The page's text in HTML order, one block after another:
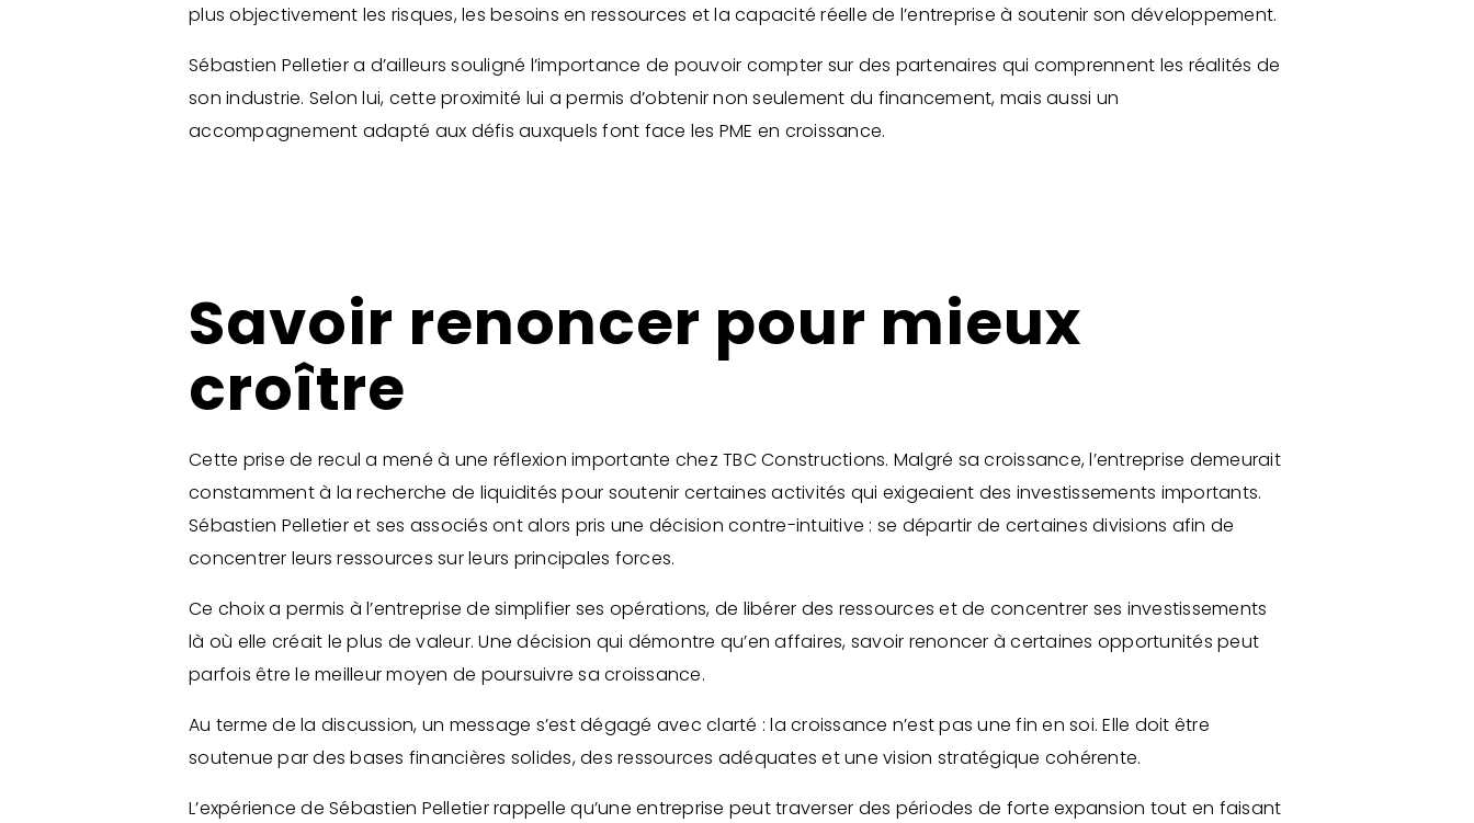
plus objectivement les risques, les besoins en ressources et la capacité réelle de l’entreprise à soutenir son développement.
Sébastien Pelletier a d’ailleurs souligné l’importance de pouvoir compter sur des partenaires qui comprennent les réalités de
son industrie. Selon lui, cette proximité lui a permis d’obtenir non seulement du financement, mais aussi un
accompagnement adapté aux défis auxquels font face les PME en croissance.
Savoir renoncer pour mieux
croître
Cette prise de recul a mené à une réflexion importante chez TBC Constructions. Malgré sa croissance, l’entreprise demeurait
constamment à la recherche de liquidités pour soutenir certaines activités qui exigeaient des investissements importants.
Sébastien Pelletier et ses associés ont alors pris une décision contre-intuitive : se départir de certaines divisions afin de
concentrer leurs ressources sur leurs principales forces.
Ce choix a permis à l’entreprise de simplifier ses opérations, de libérer des ressources et de concentrer ses investissements
là où elle créait le plus de valeur. Une décision qui démontre qu’en affaires, savoir renoncer à certaines opportunités peut
parfois être le meilleur moyen de poursuivre sa croissance.
Au terme de la discussion, un message s’est dégagé avec clarté : la croissance n’est pas une fin en soi. Elle doit être
soutenue par des bases financières solides, des ressources adéquates et une vision stratégique cohérente.
L’expérience de Sébastien Pelletier rappelle qu’une entreprise peut traverser des périodes de forte expansion tout en faisant